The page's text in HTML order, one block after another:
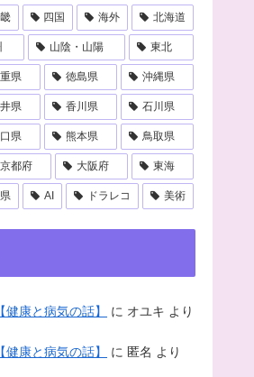
四国 海外 北海道
山陰・山陽 東北
県 徳島県 沖縄県
県 香川県 石川県
県 熊本県 鳥取県
京都府 大阪府 東海
AI ドラレコ 美術
康と病気の話】 に オユキ より
康と病気の話】 に 匿名 より